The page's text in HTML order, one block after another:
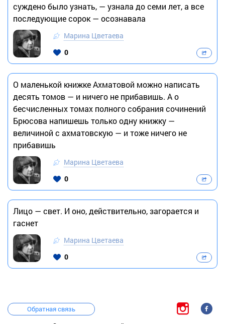
суждено было узнать, — узнала до семи лет, а все
последующие сорок — осознавала
Марина Цветаева
0
О маленькой книжке Ахматовой можно написать
десять томов — и ничего не прибавишь. А о
бесчисленных томах полного собрания сочинений
Брюсова напишешь только одну книжку —
величиной с ахматовскую — и тоже ничего не
прибавишь
Марина Цветаева
0
Лицо — свет. И оно, действительно, загорается и
гаснет
Марина Цветаева
0
Обратная связь